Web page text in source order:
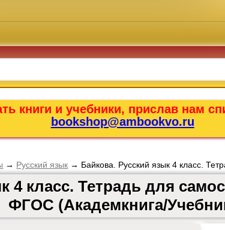
книги и учебники, прислав нам
bookshop@ambookvo.ru
→ Русский язык → Байкова. Русский язык 4 класс.
4 класс. Тетрадь для
ФГОС (Академкнига/